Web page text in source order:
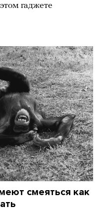
гаджете
смеяться как